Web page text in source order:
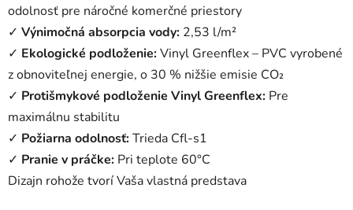
odolnosť pre náročné komerčné priestory
✓ Výnimočná absorpcia vody: 2,53 l/m²
✓ Ekologické podloženie:Vinyl Greenflex – PVC vyrobené
z obnoviteľnej energie, o 30 % nižšie emisie CO₂
✓ Protišmykové podloženie Vinyl Greenflex: Pre
maximálnu stabilitu
✓ Požiarna odolnosť:Trieda Cfl-s1
✓ Pranie v práčke: Pri teplote 60°C
Dizajn rohože tvorí Vaša vlastná predstava